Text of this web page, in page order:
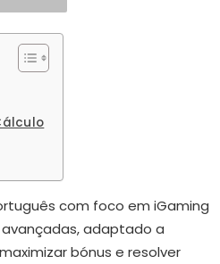
com foco em iGaming
adaptado a
bónus e resolver